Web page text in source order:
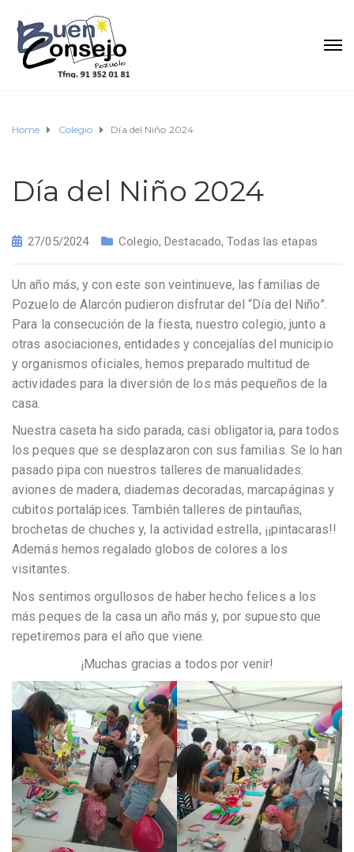
Home Colegio Día del Niño 2024
Día del Niño 2024
27/05/2024 Colegio,Destacado,Todas las etapas
Un año más, y con este son veintinueve, las familias de
Pozuelo de Alarcón pudieron disfrutar del “Día del Niño”.
Para la consecución de la fiesta, nuestro colegio, junto a
otras asociaciones, entidades y concejalías del municipio
y organismos oficiales, hemos preparado multitud de
actividades para la diversión de los más pequeños de la
casa.
Nuestra caseta ha sido parada, casi obligatoria, para todos
los peques que se desplazaron con sus familias. Se lo han
pasado pipa con nuestros talleres de manualidades:
aviones de madera, diademas decoradas, marcapáginas y
cubitos portalápices. También talleres de pintauñas,
brochetas de chuches y, la actividad estrella, ¡¡pintacaras!!
Además hemos regalado globos de colores a los
visitantes.
Nos sentimos orgullosos de haber hecho felices a los
más peques de la casa un año más y, por supuesto que
repetiremos para el año que viene.
¡Muchas gracias a todos por venir!